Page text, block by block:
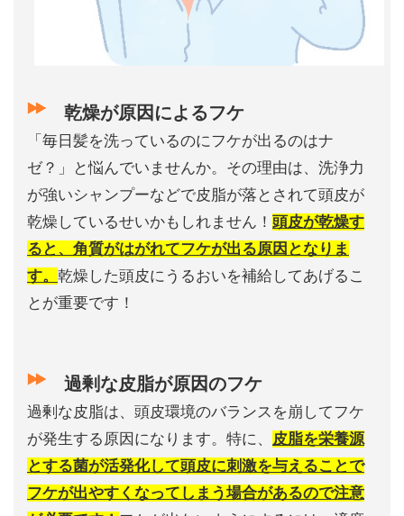
乾燥が原因によるフケ
「毎日髪を洗っているのにフケが出るのはナ
ゼ？」と悩んでいませんか。その理由は、洗浄力
が強いシャンプーなどで皮脂が落とされて頭皮が
乾燥しているせいかもしれません！ 頭皮が乾燥す
ると、角質がはがれてフケが出る原因となりま
す。 乾燥した頭皮にうるおいを補給してあげるこ
とが重要です！
過剰な皮脂が原因のフケ
過剰な皮脂は、頭皮環境のバランスを崩してフケ
が発生する原因になります。特に、 皮脂を栄養源
とする菌が活発化して頭皮に刺激を与えることで
フケが出やすくなってしまう場合があるので注意